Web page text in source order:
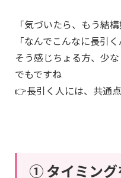
「気づいたら、もう結
「なんでこんなに長引
そう感じちょる方、少な
でもですね
👉長引く人には、共通
① タイミング